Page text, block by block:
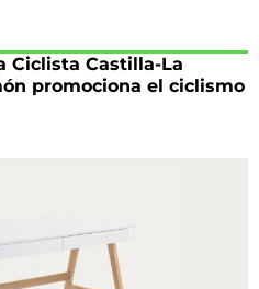
Ciclista Castilla-La
promociona el ciclismo